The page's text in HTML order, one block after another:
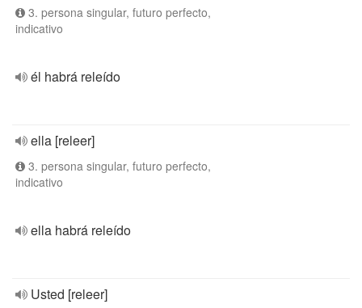
3. persona singular, futuro perfecto,
indicativo
él habrá releído
ella [releer]
3. persona singular, futuro perfecto,
indicativo
ella habrá releído
Usted [releer]